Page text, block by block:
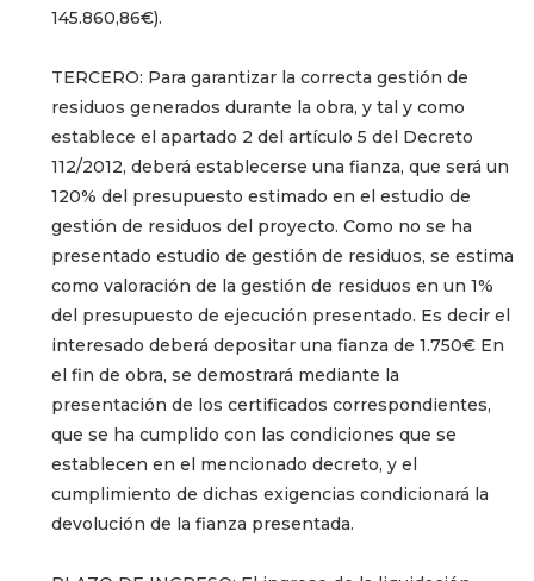
145.860,86€).
TERCERO: Para garantizar la correcta gestión de
residuos generados durante la obra, y tal y como
establece el apartado 2 del artículo 5 del Decreto
112/2012, deberá establecerse una fianza, que será un
120% del presupuesto estimado en el estudio de
gestión de residuos del proyecto. Como no se ha
presentado estudio de gestión de residuos, se estima
como valoración de la gestión de residuos en un 1%
del presupuesto de ejecución presentado. Es decir el
interesado deberá depositar una fianza de 1.750€ En
el fin de obra, se demostrará mediante la
presentación de los certificados correspondientes,
que se ha cumplido con las condiciones que se
establecen en el mencionado decreto, y el
cumplimiento de dichas exigencias condicionará la
devolución de la fianza presentada.